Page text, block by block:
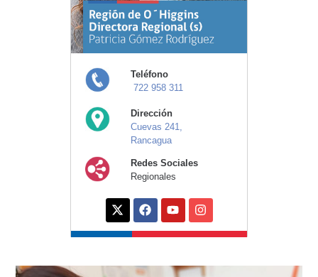
Teléfono
722 958 311
Dirección
Cuevas 241,
Rancagua
Redes Sociales
Regionales